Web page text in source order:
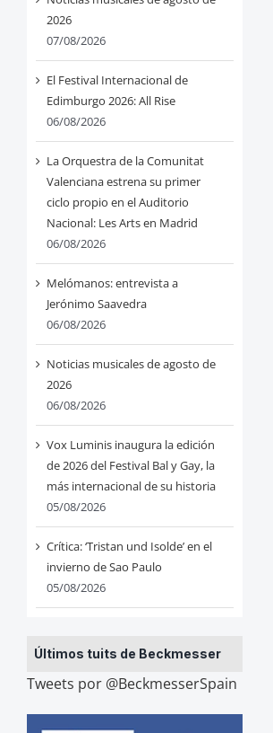
2026
07/08/2026
El Festival Internacional de
Edimburgo 2026: All Rise
06/08/2026
La Orquestra de la Comunitat
Valenciana estrena su primer
ciclo propio en el Auditorio
Nacional: Les Arts en Madrid
06/08/2026
Melómanos: entrevista a
Jerónimo Saavedra
06/08/2026
Noticias musicales de agosto de
2026
06/08/2026
Vox Luminis inaugura la edición
de 2026 del Festival Bal y Gay, la
más internacional de su historia
05/08/2026
Crítica: ‘Tristan und Isolde’ en el
invierno de Sao Paulo
05/08/2026
Últimos tuits de Beckmesser
Tweets por @BeckmesserSpain